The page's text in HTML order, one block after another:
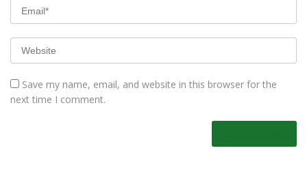
Save my name, email, and website in this browser for the
next time I comment.